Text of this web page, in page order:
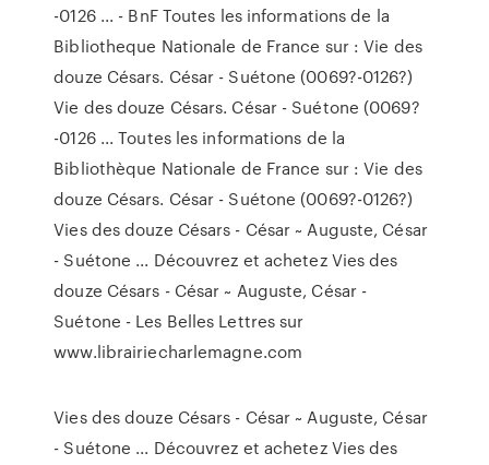
-0126 ... - BnF Toutes les informations de la
Bibliotheque Nationale de France sur : Vie des
douze Césars. César - Suétone (0069?-0126?)
Vie des douze Césars. César - Suétone (0069?
-0126 ... Toutes les informations de la
Bibliothèque Nationale de France sur : Vie des
douze Césars. César - Suétone (0069?-0126?)
Vies des douze Césars - César ~ Auguste, César
- Suétone ... Découvrez et achetez Vies des
douze Césars - César ~ Auguste, César -
Suétone - Les Belles Lettres sur
www.librairiecharlemagne.com
Vies des douze Césars - César ~ Auguste, César
- Suétone ... Découvrez et achetez Vies des